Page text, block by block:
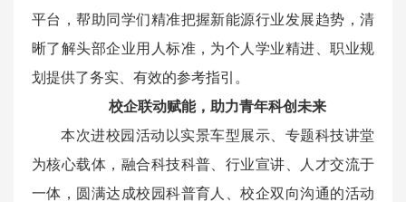
平台，帮助同学们精准把握新能源行业发展趋势，清
晰了解头部企业用人标准，为个人学业精进、职业规
划提供了务实、有效的参考指引。
校企联动赋能，助力青年科创未来
本次进校园活动以实景车型展示、专题科技讲堂
为核心载体，融合科技科普、行业宣讲、人才交流于
一体，圆满达成校园科普育人、校企双向沟通的活动